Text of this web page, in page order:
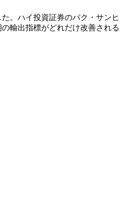
。ハイ投資証券のパク・サン
出指標がどれだけ改善され